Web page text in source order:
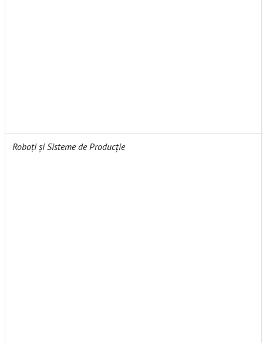
Roboți și Sisteme de Producție